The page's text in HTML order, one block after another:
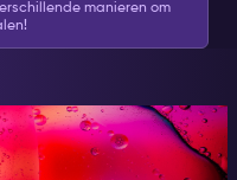
manieren om